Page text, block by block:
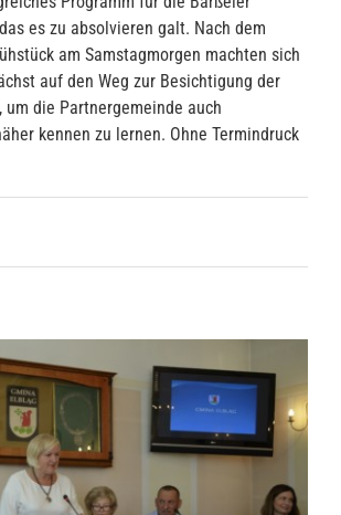
es zu absolvieren galt. Nach dem
am Samstagmorgen machten sich
auf den Weg zur Besichtigung der
um die Partnergemeinde auch
kennen zu lernen. Ohne Termindruck